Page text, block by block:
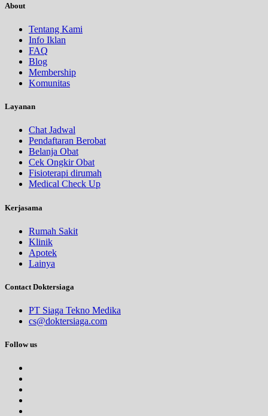
About
Tentang Kami
Info Iklan
FAQ
Blog
Membership
Komunitas
Layanan
Chat Jadwal
Pendaftaran Berobat
Belanja Obat
Cek Ongkir Obat
Fisioterapi dirumah
Medical Check Up
Kerjasama
Rumah Sakit
Klinik
Apotek
Lainya
Contact Doktersiaga
PT Siaga Tekno Medika
cs@doktersiaga.com
Follow us